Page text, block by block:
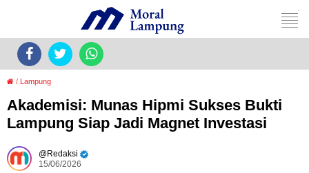
/ Lampung
Akademisi: Munas Hipmi Sukses Bukti
Lampung Siap Jadi Magnet Investasi
Redaksi
15/06/2026